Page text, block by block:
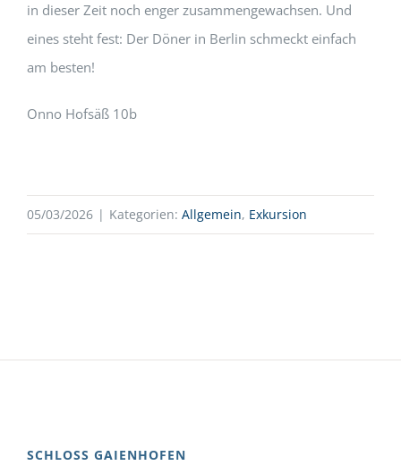
in dieser Zeit noch enger zusammengewachsen. Und
eines steht fest: Der Döner in Berlin schmeckt einfach
am besten!
Onno Hofsäß 10b
05/03/2026 | Kategorien: Allgemein, Exkursion
SCHLOSS GAIENHOFEN